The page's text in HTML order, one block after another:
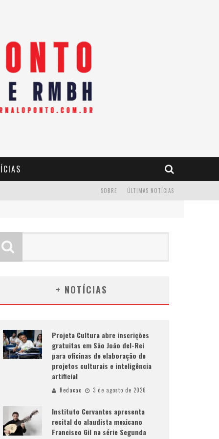
ÚLTIMAS NOTÍCIAS
SOBRE
+ NOTÍCIAS
Projeta Cultura abre inscrições
gratuitas em São João del-Rei
para oficinas de elaboração de
projetos culturais e inteligência
artificial
Redacao 3 de agosto de 2026
Instituto Cervantes apresenta
recital do alaudista mexicano
Francisco Gil na série Segunda